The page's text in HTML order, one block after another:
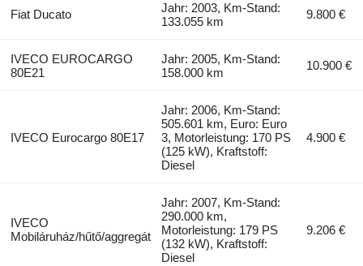
Fiat Ducato
Jahr: 2003, Km-Stand:
133.055 km
9.800 €
IVECO EUROCARGO
80E21
Jahr: 2005, Km-Stand:
158.000 km
10.900 €
IVECO Eurocargo 80E17
Jahr: 2006, Km-Stand:
505.601 km, Euro: Euro
3, Motorleistung: 170 PS
(125 kW), Kraftstoff:
Diesel
4.900 €
IVECO
Mobiláruház/hűtő/aggregát
Jahr: 2007, Km-Stand:
290.000 km,
Motorleistung: 179 PS
(132 kW), Kraftstoff:
Diesel
9.206 €